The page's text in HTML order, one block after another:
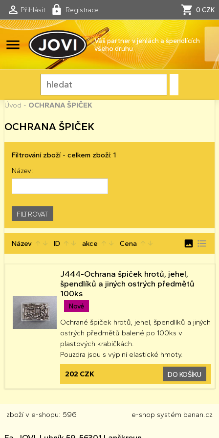
Přihlásit Registrace 0 CZK
menu
Váš partner v jehlách a špendlících
všeho druhu
Úvod - OCHRANA ŠPIČEK
OCHRANA ŠPIČEK
Filtrování zboží - celkem zboží: 1
Název:
Název arrow_upward arrow_downward ID arrow_upward arrow_downward akce arrow_upward arrow_downward Cena arrow_upward arrow_downward image format_list_bulleted
Nové
J444-Ochrana špiček hrotů, jehel,
špendlíků a jiných ostrých předmětů
100ks
Ochrané špiček hrotů, jehel, špendlíků a jiných
ostrých předmětů balené po 100ks v
plastových krabičkách.
Pouzdra jsou s výplní elastické hmoty.
202 CZK DO KOŠÍKU
zboží v e-shopu: 596 e-shop systém banan.cz